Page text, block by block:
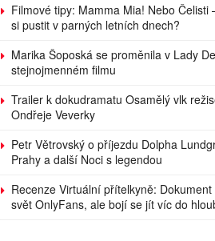
Filmové tipy: Mamma Mia! Nebo Čelisti
si pustit v parných letních dnech?
Marika Šoposká se proměnila v Lady
stejnojmenném filmu
Trailer k dokudramatu Osamělý vlk
Ondřeje Veverky
Petr Větrovský o příjezdu Dolpha
Prahy a další Noci s legendou
Recenze Virtuální přítelkyně:
svět OnlyFans, ale bojí se jít víc do